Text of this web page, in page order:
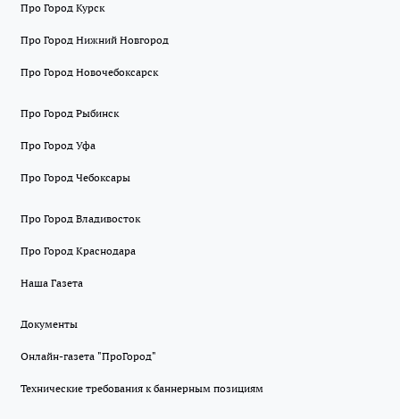
Про Город Курск
Про Город Нижний Новгород
Про Город Новочебоксарск
Про Город Рыбинск
Про Город Уфа
Про Город Чебоксары
Про Город Владивосток
Про Город Краснодара
Наша Газета
Документы
Онлайн-газета "ПроГород"
Технические требования к баннерным позициям